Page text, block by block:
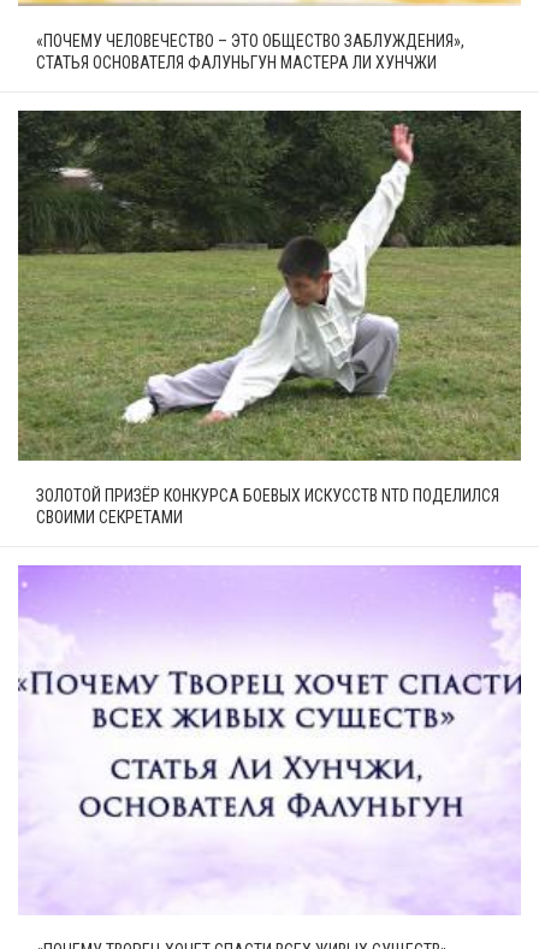
«ПОЧЕМУ ЧЕЛОВЕЧЕСТВО – ЭТО ОБЩЕСТВО ЗАБЛУЖДЕНИЯ»,
СТАТЬЯ ОСНОВАТЕЛЯ ФАЛУНЬГУН МАСТЕРА ЛИ ХУНЧЖИ
ЗОЛОТОЙ ПРИЗЁР КОНКУРСА БОЕВЫХ ИСКУССТВ NTD ПОДЕЛИЛСЯ
СВОИМИ СЕКРЕТАМИ